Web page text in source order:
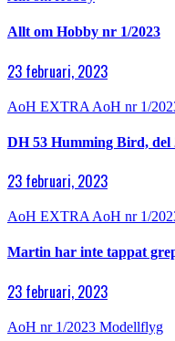
Allt om Hobby nr 1/2023
23 februari, 2023
AoH EXTRA AoH nr 1/
DH 53 Humming Bird, del
23 februari, 2023
AoH EXTRA AoH nr 1/
Martin har inte tappat
23 februari, 2023
AoH nr 1/2023 Modellflyg